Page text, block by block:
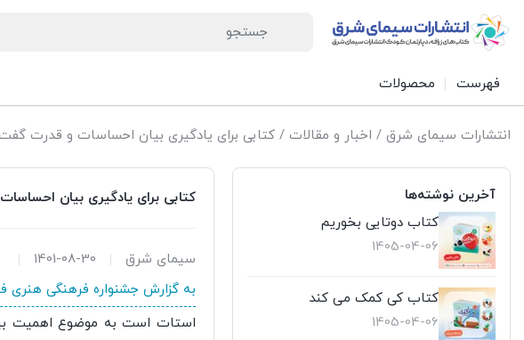
فهرست محصولات
انتشارات سیمای شرق / اخبار و مقالات / کتابی برای یادگیری بیان احساسات و قدرت
آخرین نوشته‌ها
کتاب دوتایی بخوریم
1405-04-06
کتاب کی کمک می کند
1405-04-06
کتابی برای یادگیری بیان
سیمای شرق
1401-08-30
به گزارش جشنواره فرهنگی هنری
استات است به موضوع اهمیت